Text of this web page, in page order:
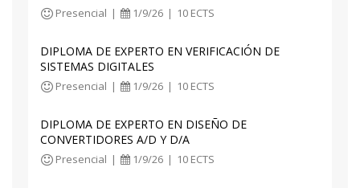
Presencial | 1/9/26 | 10 ECTS
DIPLOMA DE EXPERTO EN VERIFICACIÓN DE
SISTEMAS DIGITALES
Presencial | 1/9/26 | 10 ECTS
DIPLOMA DE EXPERTO EN DISEÑO DE
CONVERTIDORES A/D Y D/A
Presencial | 1/9/26 | 10 ECTS